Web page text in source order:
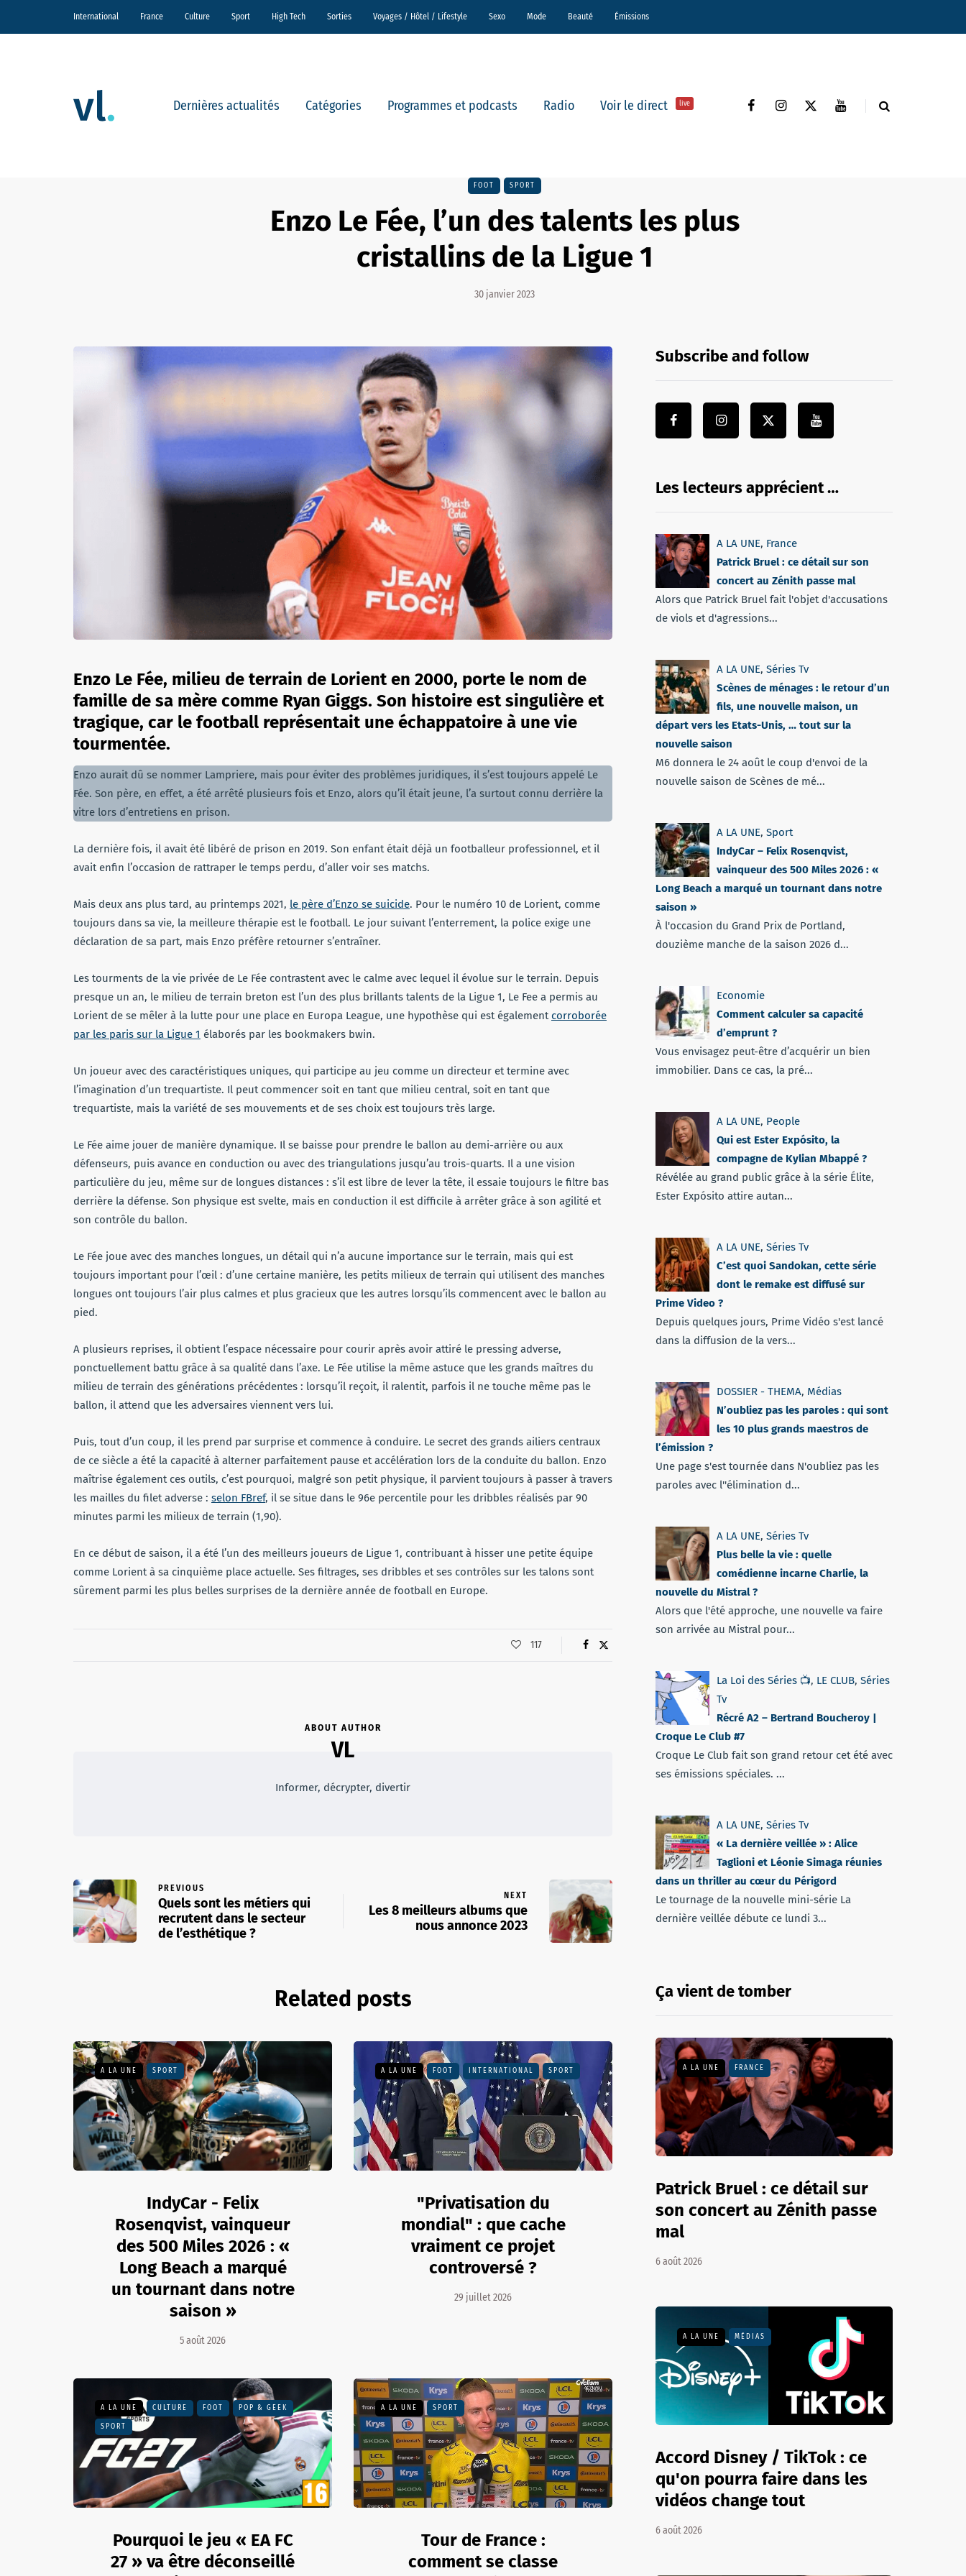
International France Culture Sport High Tech Sorties Voyages / Hôtel / Lifestyle Sexo Mode Beauté Émissions
Dernières actualités Catégories Programmes et podcasts Radio Voir le direct live
FOOT SPORT
Enzo Le Fée, l’un des talents les plus
cristallins de la Ligue 1
30 janvier 2023
Enzo Le Fée, milieu de terrain de Lorient en 2000, porte le nom de
famille de sa mère comme Ryan Giggs. Son histoire est singulière et
tragique, car le football représentait une échappatoire à une vie
tourmentée.
Enzo aurait dû se nommer Lampriere, mais pour éviter des problèmes juridiques, il s’est toujours appelé Le
Fée. Son père, en effet, a été arrêté plusieurs fois et Enzo, alors qu’il était jeune, l’a surtout connu derrière la
vitre lors d’entretiens en prison.
La dernière fois, il avait été libéré de prison en 2019. Son enfant était déjà un footballeur professionnel, et il
avait enfin l’occasion de rattraper le temps perdu, d’aller voir ses matchs.
Mais deux ans plus tard, au printemps 2021, le père d’Enzo se suicide. Pour le numéro 10 de Lorient, comme
toujours dans sa vie, la meilleure thérapie est le football. Le jour suivant l’enterrement, la police exige une
déclaration de sa part, mais Enzo préfère retourner s’entraîner.
Les tourments de la vie privée de Le Fée contrastent avec le calme avec lequel il évolue sur le terrain. Depuis
presque un an, le milieu de terrain breton est l’un des plus brillants talents de la Ligue 1, Le Fee a permis au
Lorient de se mêler à la lutte pour une place en Europa League, une hypothèse qui est également corroborée
par les paris sur la Ligue 1 élaborés par les bookmakers bwin.
Un joueur avec des caractéristiques uniques, qui participe au jeu comme un directeur et termine avec
l’imagination d’un trequartiste. Il peut commencer soit en tant que milieu central, soit en tant que
trequartiste, mais la variété de ses mouvements et de ses choix est toujours très large.
Le Fée aime jouer de manière dynamique. Il se baisse pour prendre le ballon au demi-arrière ou aux
défenseurs, puis avance en conduction ou avec des triangulations jusqu’au trois-quarts. Il a une vision
particulière du jeu, même sur de longues distances : s’il est libre de lever la tête, il essaie toujours le filtre bas
derrière la défense. Son physique est svelte, mais en conduction il est difficile à arrêter grâce à son agilité et
son contrôle du ballon.
Le Fée joue avec des manches longues, un détail qui n’a aucune importance sur le terrain, mais qui est
toujours important pour l’œil : d’une certaine manière, les petits milieux de terrain qui utilisent des manches
longues ont toujours l’air plus calmes et plus gracieux que les autres lorsqu’ils commencent avec le ballon au
pied.
A plusieurs reprises, il obtient l’espace nécessaire pour courir après avoir attiré le pressing adverse,
ponctuellement battu grâce à sa qualité dans l’axe. Le Fée utilise la même astuce que les grands maîtres du
milieu de terrain des générations précédentes : lorsqu’il reçoit, il ralentit, parfois il ne touche même pas le
ballon, il attend que les adversaires viennent vers lui.
Puis, tout d’un coup, il les prend par surprise et commence à conduire. Le secret des grands ailiers centraux
de ce siècle a été la capacité à alterner parfaitement pause et accélération lors de la conduite du ballon. Enzo
maîtrise également ces outils, c’est pourquoi, malgré son petit physique, il parvient toujours à passer à travers
les mailles du filet adverse : selon FBref, il se situe dans le 96e percentile pour les dribbles réalisés par 90
minutes parmi les milieux de terrain (1,90).
En ce début de saison, il a été l’un des meilleurs joueurs de Ligue 1, contribuant à hisser une petite équipe
comme Lorient à sa cinquième place actuelle. Ses filtrages, ses dribbles et ses contrôles sur les talons sont
sûrement parmi les plus belles surprises de la dernière année de football en Europe.
117
ABOUT AUTHOR
VL
Informer, décrypter, divertir
PREVIOUS
Quels sont les métiers qui
recrutent dans le secteur
de l’esthétique ?
NEXT
Les 8 meilleurs albums que
nous annonce 2023
Related posts
A LA UNE SPORT
IndyCar - Felix
Rosenqvist, vainqueur
des 500 Miles 2026 : «
Long Beach a marqué
un tournant dans notre
saison »
5 août 2026
A LA UNE FOOT INTERNATIONAL SPORT
"Privatisation du
mondial" : que cache
vraiment ce projet
controversé ?
29 juillet 2026
A LA UNE CULTURE FOOT POP & GEEK
SPORT
Pourquoi le jeu « EA FC
27 » va être déconseillé
A LA UNE SPORT
Tour de France :
comment se classe
Subscribe and follow
Les lecteurs apprécient …
A LA UNE, France
Patrick Bruel : ce détail sur son
concert au Zénith passe mal
Alors que Patrick Bruel fait l'objet d'accusations
de viols et d'agressions...
A LA UNE, Séries Tv
Scènes de ménages : le retour d’un
fils, une nouvelle maison, un
départ vers les Etats-Unis, … tout sur la
nouvelle saison
M6 donnera le 24 août le coup d'envoi de la
nouvelle saison de Scènes de mé...
A LA UNE, Sport
IndyCar – Felix Rosenqvist,
vainqueur des 500 Miles 2026 : «
Long Beach a marqué un tournant dans notre
saison »
À l'occasion du Grand Prix de Portland,
douzième manche de la saison 2026 d...
Economie
Comment calculer sa capacité
d’emprunt ?
Vous envisagez peut-être d’acquérir un bien
immobilier. Dans ce cas, la pré...
A LA UNE, People
Qui est Ester Expósito, la
compagne de Kylian Mbappé ?
Révélée au grand public grâce à la série Élite,
Ester Expósito attire autan...
A LA UNE, Séries Tv
C’est quoi Sandokan, cette série
dont le remake est diffusé sur
Prime Video ?
Depuis quelques jours, Prime Vidéo s'est lancé
dans la diffusion de la vers...
DOSSIER - THEMA, Médias
N’oubliez pas les paroles : qui sont
les 10 plus grands maestros de
l’émission ?
Une page s'est tournée dans N'oubliez pas les
paroles avec l''élimination d...
A LA UNE, Séries Tv
Plus belle la vie : quelle
comédienne incarne Charlie, la
nouvelle du Mistral ?
Alors que l'été approche, une nouvelle va faire
son arrivée au Mistral pour...
La Loi des Séries 📺, LE CLUB, Séries
Tv
Récré A2 – Bertrand Boucheroy |
Croque Le Club #7
Croque Le Club fait son grand retour cet été avec
ses émissions spéciales. ...
A LA UNE, Séries Tv
« La dernière veillée » : Alice
Taglioni et Léonie Simaga réunies
dans un thriller au cœur du Périgord
Le tournage de la nouvelle mini-série La
dernière veillée débute ce lundi 3...
Ça vient de tomber
A LA UNE FRANCE
Patrick Bruel : ce détail sur
son concert au Zénith passe
mal
6 août 2026
A LA UNE MÉDIAS
Accord Disney / TikTok : ce
qu'on pourra faire dans les
vidéos change tout
6 août 2026